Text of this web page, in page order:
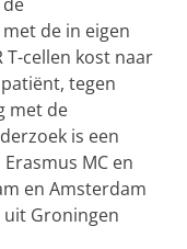
de in eigen
cellen kost naar
tegen
met de
is een
MC en
en Amsterdam
uit Groningen